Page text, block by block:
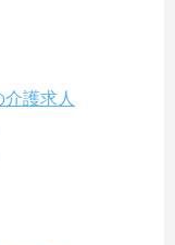
護求人